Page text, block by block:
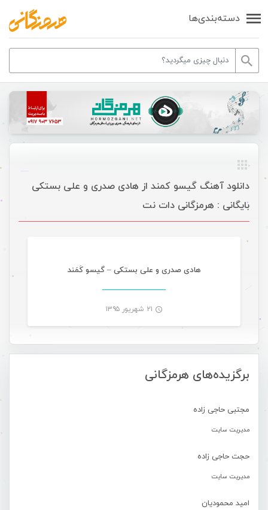
دسته‌بندی‌ها
برگزیده‌های هرمزگانی
مجتبی حاجی زاده
مدیریت سایت
حجت حاجی زاده
مدیریت سایت
امید محمودیان
دانلود آهنگ گیسو کمند از هادی صدری و علی بستکی
بایگانی : هرمزگانی دات نت
هادی صدری و علی بستکی – گیسو کَمَند
۲۱ شهریور ۱۳۹۵